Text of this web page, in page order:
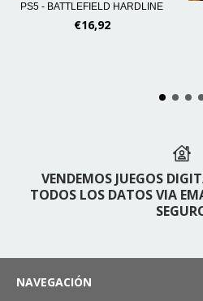
PS5 - BATTLEFIELD HARDLINE
€16,92
VENDEMOS JUEGOS
TODOS LOS DATOS VIA
NAVEGACIÓN